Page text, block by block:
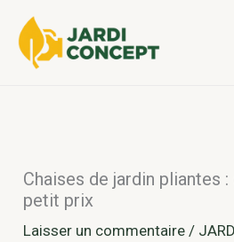
contenu
Chaises de jardin pliantes
petit prix
Laisser un commentaire /